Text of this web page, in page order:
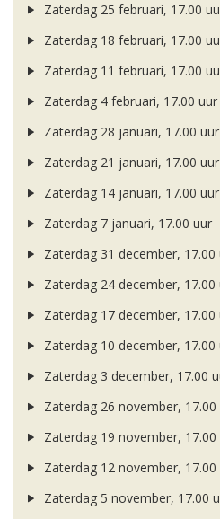
Zaterdag 25 februari, 17.00
Zaterdag 18 februari, 17.00
Zaterdag 11 februari, 17.00
Zaterdag 4 februari, 17.00 uur
Zaterdag 28 januari, 17.00 uur
Zaterdag 21 januari, 17.00 uur
Zaterdag 14 januari, 17.00 uur
Zaterdag 7 januari, 17.00 uur
Zaterdag 31 december, 17.00
Zaterdag 24 december, 17.00
Zaterdag 17 december, 17.00
Zaterdag 10 december, 17.00
Zaterdag 3 december, 17.00
Zaterdag 26 november, 17.00
Zaterdag 19 november, 17.00
Zaterdag 12 november, 17.00
Zaterdag 5 november, 17.00